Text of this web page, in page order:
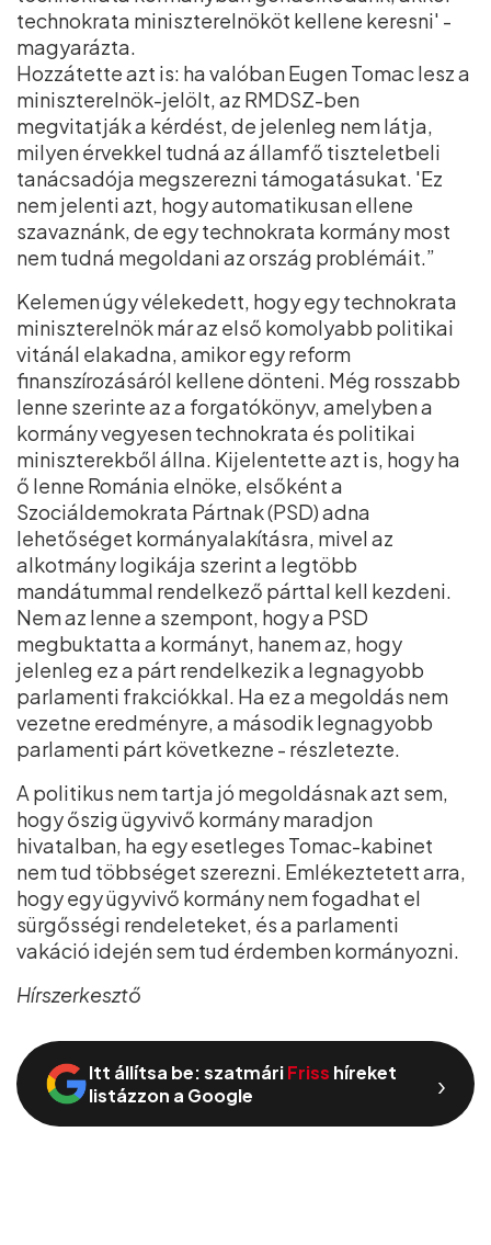
technokrata miniszterelnököt kellene keresni' -
magyarázta.
Hozzátette azt is: ha valóban Eugen Tomac lesz a
miniszterelnök-jelölt, az RMDSZ-ben
megvitatják a kérdést, de jelenleg nem látja,
milyen érvekkel tudná az államfő tiszteletbeli
tanácsadója megszerezni támogatásukat. 'Ez
nem jelenti azt, hogy automatikusan ellene
szavaznánk, de egy technokrata kormány most
nem tudná megoldani az ország problémáit.”
Kelemen úgy vélekedett, hogy egy technokrata
miniszterelnök már az első komolyabb politikai
vitánál elakadna, amikor egy reform
finanszírozásáról kellene dönteni. Még rosszabb
lenne szerinte az a forgatókönyv, amelyben a
kormány vegyesen technokrata és politikai
miniszterekből állna. Kijelentette azt is, hogy ha
ő lenne Románia elnöke, elsőként a
Szociáldemokrata Pártnak (PSD) adna
lehetőséget kormányalakításra, mivel az
alkotmány logikája szerint a legtöbb
mandátummal rendelkező párttal kell kezdeni.
Nem az lenne a szempont, hogy a PSD
megbuktatta a kormányt, hanem az, hogy
jelenleg ez a párt rendelkezik a legnagyobb
parlamenti frakciókkal. Ha ez a megoldás nem
vezetne eredményre, a második legnagyobb
parlamenti párt következne - részletezte.
A politikus nem tartja jó megoldásnak azt sem,
hogy őszig ügyvivő kormány maradjon
hivatalban, ha egy esetleges Tomac-kabinet
nem tud többséget szerezni. Emlékeztetett arra,
hogy egy ügyvivő kormány nem fogadhat el
sürgősségi rendeleteket, és a parlamenti
vakáció idején sem tud érdemben kormányozni.
Hírszerkesztő
Itt állítsa be: szatmáriFriss híreket
listázzon a Google
›